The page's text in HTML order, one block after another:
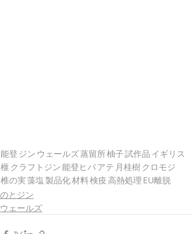
能登 ジン ウェールズ蒸留所柚子試作品 イギリス
榧 クラフトジン能登ヒバアテ 月桂樹 クロモジ
椎の実藻塩製品化材料検疫 高熱処理 EU離脱
のとジン
ウェールズ